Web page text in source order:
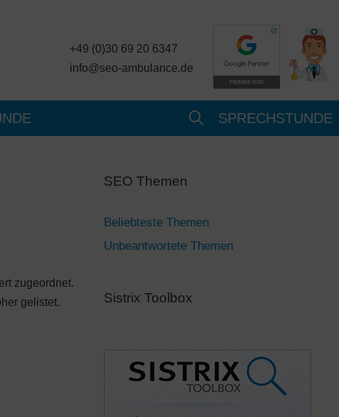
+49 (0)30 69 20 6347
info@seo-ambulance.de
SPRECHSTUNDE
zugeordnet.
gelistet.
SEO Themen
Beliebteste Themen
Unbeantwortete Themen
Sistrix Toolbox